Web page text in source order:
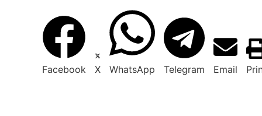
Facebook X WhatsApp Telegram Email